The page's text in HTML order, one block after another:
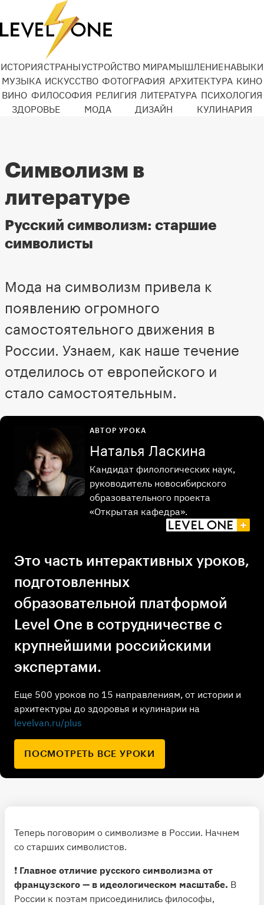
ИСТОРИЯСТРАНЫУСТРОЙСТВО МИРАМЫШЛЕНИЕНАВЫКИ
МУЗЫКА ИСКУССТВО ФОТОГРАФИЯ АРХИТЕКТУРА КИНО
ВИНО ФИЛОСОФИЯ РЕЛИГИЯ ЛИТЕРАТУРА ПСИХОЛОГИЯ
ЗДОРОВЬЕ
МОДА ДИЗАЙН КУЛИНАРИЯ
Символизм в
литературе
Русский символизм: старшие
символисты
Мода на символизм привела к
появлению огромного
самостоятельного движения в
России. Узнаем, как наше течение
отделилось от европейского и
стало самостоятельным.
Это часть интерактивных уроков,
подготовленных
образовательной платформой
Level One в сотрудничестве с
крупнейшими российскими
экспертами.
Еще 500 уроков по 15 направлениям, от истории и
архитектуры до здоровья и кулинарии на
levelvan.ru/plus
ПОСМОТРЕТЬ ВСЕ УРОКИ
АВТОР УРОКА
Наталья Ласкина
Кандидат филологических наук,
руководитель новосибирского
образовательного проекта
«Открытая кафедра».
Теперь поговорим о символизме в России. Начнем
со старших символистов.
❗️ Главное отличие русского символизма от
французского — в идеологическом масштабе. В
России к поэтам присоединились философы,